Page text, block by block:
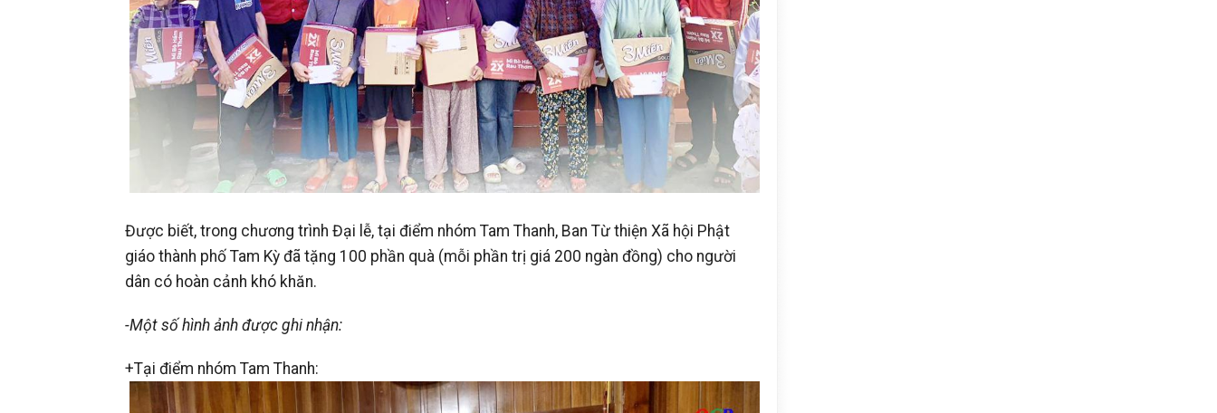
Được biết, trong chương trình Đại lễ, tại điểm nhóm Tam Thanh, Ban Từ thiện Xã hội Phật
giáo thành phố Tam Kỳ đã tặng 100 phần quà (mỗi phần trị giá 200 ngàn đồng) cho người
dân có hoàn cảnh khó khăn.
-Một số hình ảnh được ghi nhận:
+Tại điểm nhóm Tam Thanh: